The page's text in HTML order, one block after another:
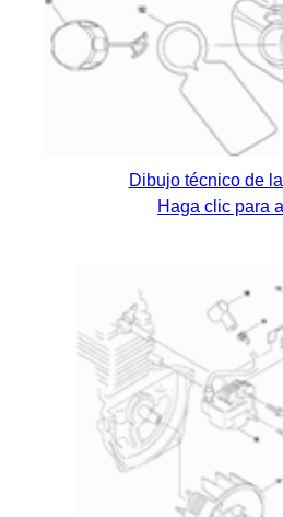
Dibujo técnico de
Haga clic para